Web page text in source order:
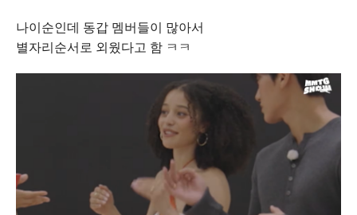
나이순인데 동갑 멤버들이 많아서
별자리순서로 외웠다고 함 ㅋㅋ